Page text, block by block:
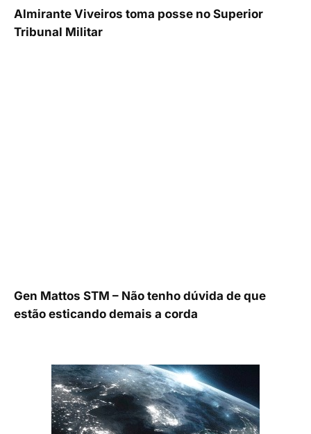
Almirante Viveiros toma posse no Superior
Tribunal Militar
Gen Mattos STM – Não tenho dúvida de que
estão esticando demais a corda